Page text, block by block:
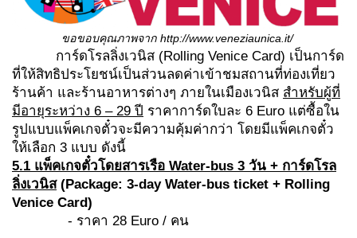
ขอขอบคุณภาพจาก http://www.veneziaunica.it/
การ์ดโรลลิ่งเวนิส (Rolling Venice Card) เป็นการ์ด
ที่ให้สิทธิประโยชน์เป็นส่วนลดค่าเข้าชมสถานที่ท่องเที่ยว
ร้านค้า และร้านอาหารต่างๆ ภายในเมืองเวนิส สำหรับผู้ที่
มีอายุระหว่าง 6 – 29 ปี ราคาการ์ดใบละ 6 Euro แต่ซื้อใน
รูปแบบแพ็คเกจตั๋วจะมีความคุ้มค่ากว่า โดยมีแพ็คเกจตั๋ว
ให้เลือก 3 แบบ ดังนี้
5.1 แพ็คเกจตั๋วโดยสารเรือ Water-bus 3 วัน + การ์ดโรล
ลิ่งเวนิส (Package: 3-day Water-bus ticket + Rolling
Venice Card)
- ราคา 28 Euro / คน